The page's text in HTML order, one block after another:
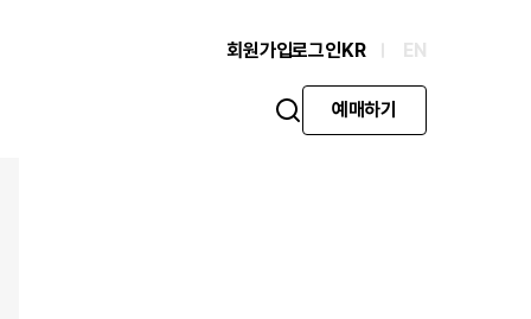
회원가입로그인KR EN
예매하기